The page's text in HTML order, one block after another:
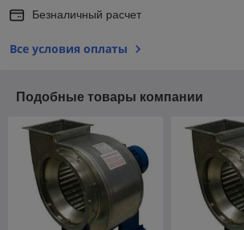
Безналичный расчет
Все условия оплаты
Подобные товары компании